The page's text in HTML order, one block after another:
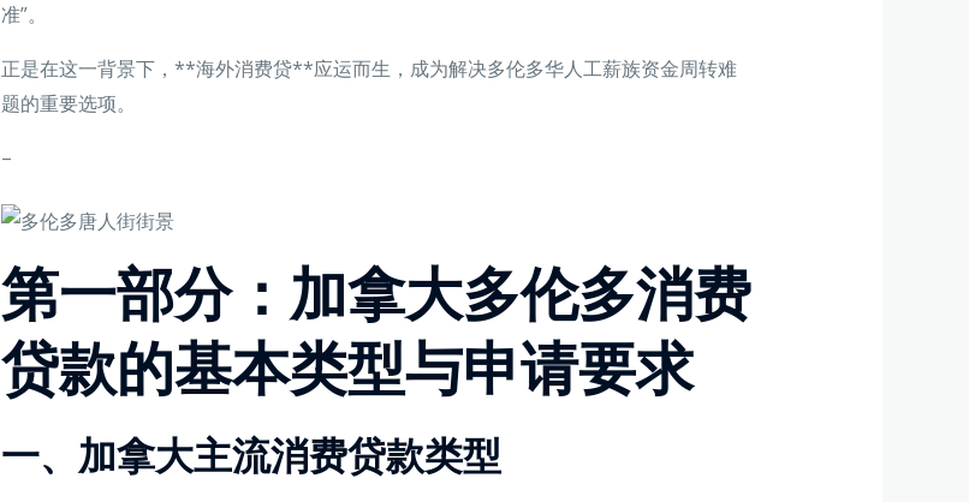
准”。
正是在这一背景下，**海外消费贷**应运而生，成为解决多伦多华人工薪族资金周转难
题的重要选项。
–
第一部分：加拿大多伦多消费
贷款的基本类型与申请要求
一、加拿大主流消费贷款类型